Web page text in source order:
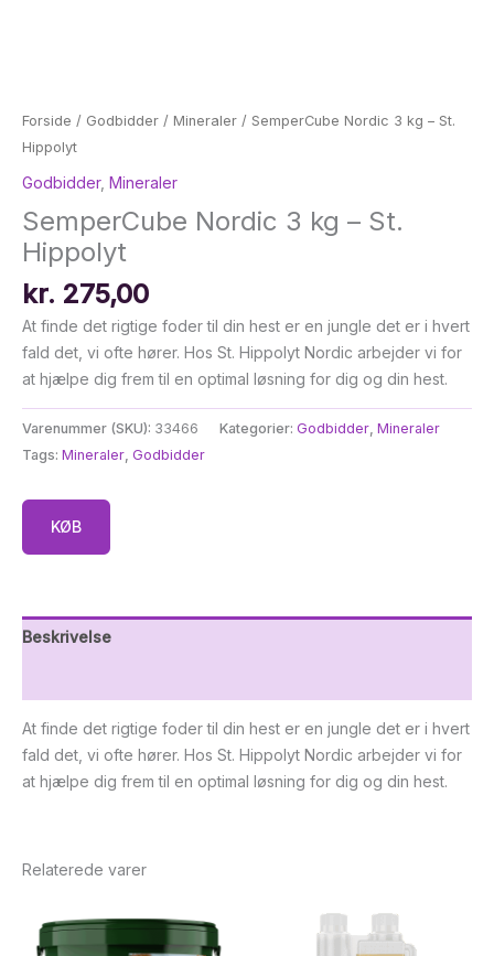
Forside / Godbidder / Mineraler / SemperCube Nordic 3 kg – St.
Hippolyt
Godbidder, Mineraler
SemperCube Nordic 3 kg – St.
Hippolyt
kr. 275,00
At finde det rigtige foder til din hest er en jungle det er i hvert
fald det, vi ofte hører. Hos St. Hippolyt Nordic arbejder vi for
at hjælpe dig frem til en optimal løsning for dig og din hest.
Varenummer (SKU): 33466 Kategorier: Godbidder Mineraler
Tags: Mineraler Godbidder
KØB
Beskrivelse
At finde det rigtige foder til din hest er en jungle det er i hvert
fald det, vi ofte hører. Hos St. Hippolyt Nordic arbejder vi for
at hjælpe dig frem til en optimal løsning for dig og din hest.
Relaterede varer